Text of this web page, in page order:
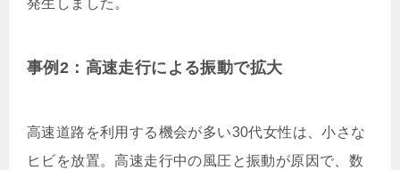
発生しました。
事例2：高速走行による振動で拡大
高速道路を利用する機会が多い30代女性は、小さな
ヒビを放置。高速走行中の風圧と振動が原因で、数